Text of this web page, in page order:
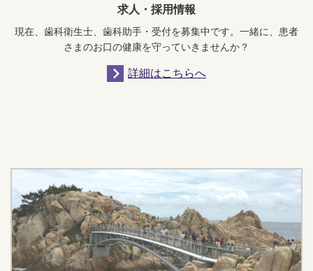
求人・採用情報
現在、歯科衛生士、歯科助手・受付を募集中です。一緒に、患者
さまのお口の健康を守っていきませんか？
詳細はこちらへ